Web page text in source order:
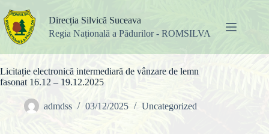
la
conținut
Direcția Silvică Suceava
Regia Națională a Pădurilor - ROMSILVA
Licitație electronică intermediară de vânzare de lemn
fasonat 16.12 – 19.12.2025
admdss 03/12/2025 Uncategorized